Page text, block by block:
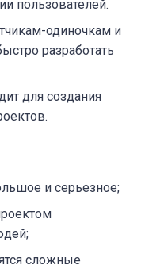
пользователей.
одиночкам и
разработать
для создания
и серьезное;
сложные